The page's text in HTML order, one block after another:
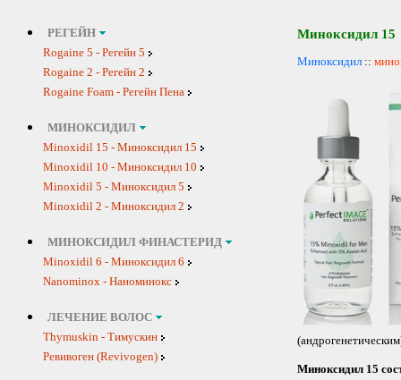
РЕГЕЙН
Rogaine 5 - Регейн 5
Rogaine 2 - Регейн 2
Rogaine Foam - Регейн Пена
МИНОКСИДИЛ
Minoxidil 15 - Миноксидил 15
Minoxidil 10 - Миноксидил 10
Minoxidil 5 - Миноксидил 5
Minoxidil 2 - Миноксидил 2
МИНОКСИДИЛ ФИНАСТЕРИД
Minoxidil 6 - Миноксидил 6
Nanominox - Наноминокс
ЛЕЧЕНИЕ ВОЛОС
Thymuskin - Тимускин
Ревивоген (Revivogen)
Миноксидил 15
Миноксидил ::
Миноксидил 15